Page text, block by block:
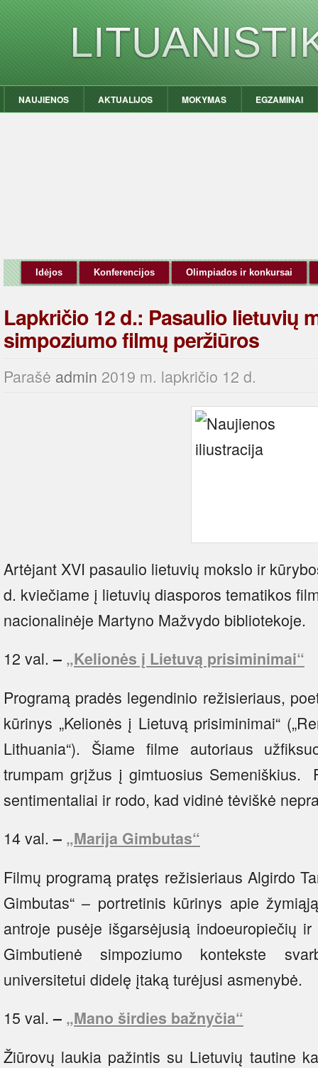
NAUJIENOS AKTUALIJOS MOKYMAS EGZAMINAI
Idėjos Konferencijos Olimpiados ir konkursai
Lapkričio 12 d.: Pasaulio lietuvių
simpoziumo filmų peržiūros
Parašė admin 2019 m. lapkričio 12 d.
Artėjant XVI pasaulio lietuvių mokslo ir
d. kviečiame į lietuvių diasporos tematikos
nacionalinėje Martyno Mažvydo bibliotekoje.
12 val. – „Kelionės į Lietuvą prisiminimai“
Programą pradės legendinio režisieriaus,
kūrinys „Kelionės į Lietuvą prisiminimai“
Lithuania“). Šiame filme autoriaus
trumpam grįžus į gimtuosius Semeniškius.
sentimentaliai ir rodo, kad vidinė tėviškė
14 val. – „Marija Gimbutas“
Filmų programą pratęs režisieriaus Algirdo
Gimbutas“ – portretinis kūrinys apie
antroje pusėje išgarsėjusią indoeuropiečių
Gimbutienė simpoziumo kontekste
universitetui didelę įtaką turėjusi asmenybė.
15 val. – „Mano širdies bažnyčia“
Žiūrovų laukia pažintis su Lietuvių tautine